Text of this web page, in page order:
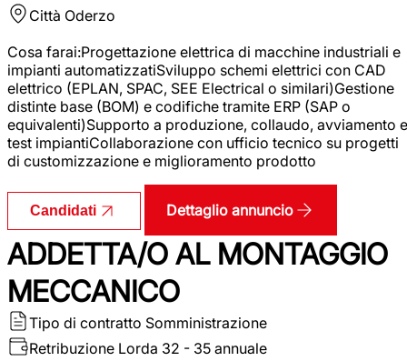
Città Oderzo
Cosa farai:Progettazione elettrica di macchine industriali e
impianti automatizzatiSviluppo schemi elettrici con CAD
elettrico (EPLAN, SPAC, SEE Electrical o similari)Gestione
distinte base (BOM) e codifiche tramite ERP (SAP o
equivalenti)Supporto a produzione, collaudo, avviamento e
test impiantiCollaborazione con ufficio tecnico su progetti
di customizzazione e miglioramento prodotto
Candidati Dettaglio annuncio
ADDETTA/O AL MONTAGGIO
MECCANICO
Tipo di contratto Somministrazione
Retribuzione Lorda 32 - 35 annuale